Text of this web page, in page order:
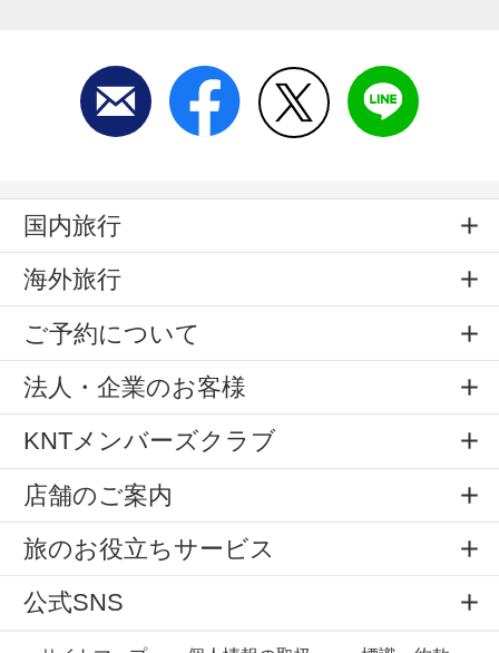
国内旅行
海外旅行
ご予約について
法人・企業のお客様
KNTメンバーズクラブ
店舗のご案内
旅のお役立ちサービス
公式SNS